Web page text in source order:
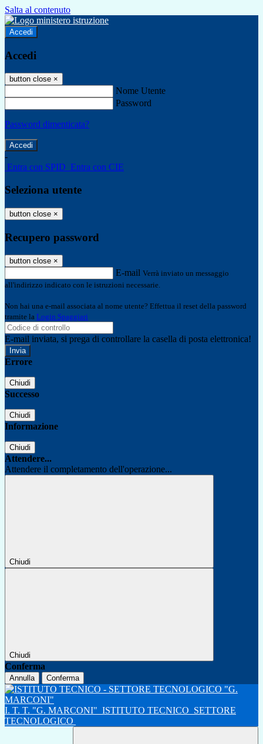
Salta al contenuto
Accedi
Accedi
button close ×
Nome Utente
Password
Password dimenticata?
-
Entra con SPID Entra con CIE
Seleziona utente
button close ×
Recupero password
button close ×
E-mail Verrà inviato un messaggio
all'indirizzo indicato con le istruzioni necessarie.
Non hai una e-mail associata al nome utente? Effettua il reset della password
tramite la Login Spaggiari
E-mail inviata, si prega di controllare la casella di posta elettronica!
Errore
Chiudi
Successo
Chiudi
Informazione
Chiudi
Attendere...
Attendere il completamento dell'operazione...
Chiudi
Chiudi
Conferma
Annulla Conferma
I. T. T. "G. MARCONI" ISTITUTO TECNICO SETTORE
TECNOLOGICO